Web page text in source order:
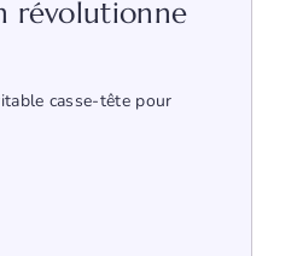
révolutionne
casse-tête pour